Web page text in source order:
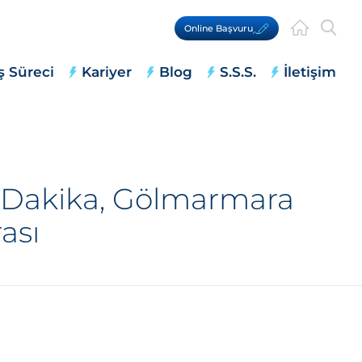
Online Başvuru
Süreci Kariyer Blog S.S.S. İletişim
Gölmarmara